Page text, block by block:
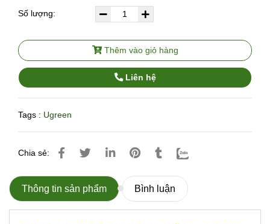
Số lượng:
Thêm vào giỏ hàng
Liên hệ
Tags : Ugreen
Chia sẻ:
Thông tin sản phẩm Bình luận